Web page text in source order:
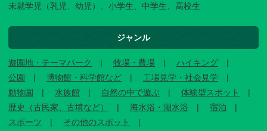
未就学児（乳児、幼児）、小学生、中学生、高校生
ジャンル
遊園地・テーマパーク 牧場・農場
ハイキング
公園
博物館・科学館など
工場見学・社会見学
動物園
水族館 自然の中で遊ぶ
体験型スポット
歴史（古民家、古墳など）
海水浴・湖水浴
宿泊
スポーツ
その他のスポット